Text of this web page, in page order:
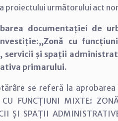
proiectului următorului act
documentației de
cu
și spații
primarului.
se referă la aprobarea
FUNCȚIUNI MIXTE: ZONĂ
ȘI SPAȚII